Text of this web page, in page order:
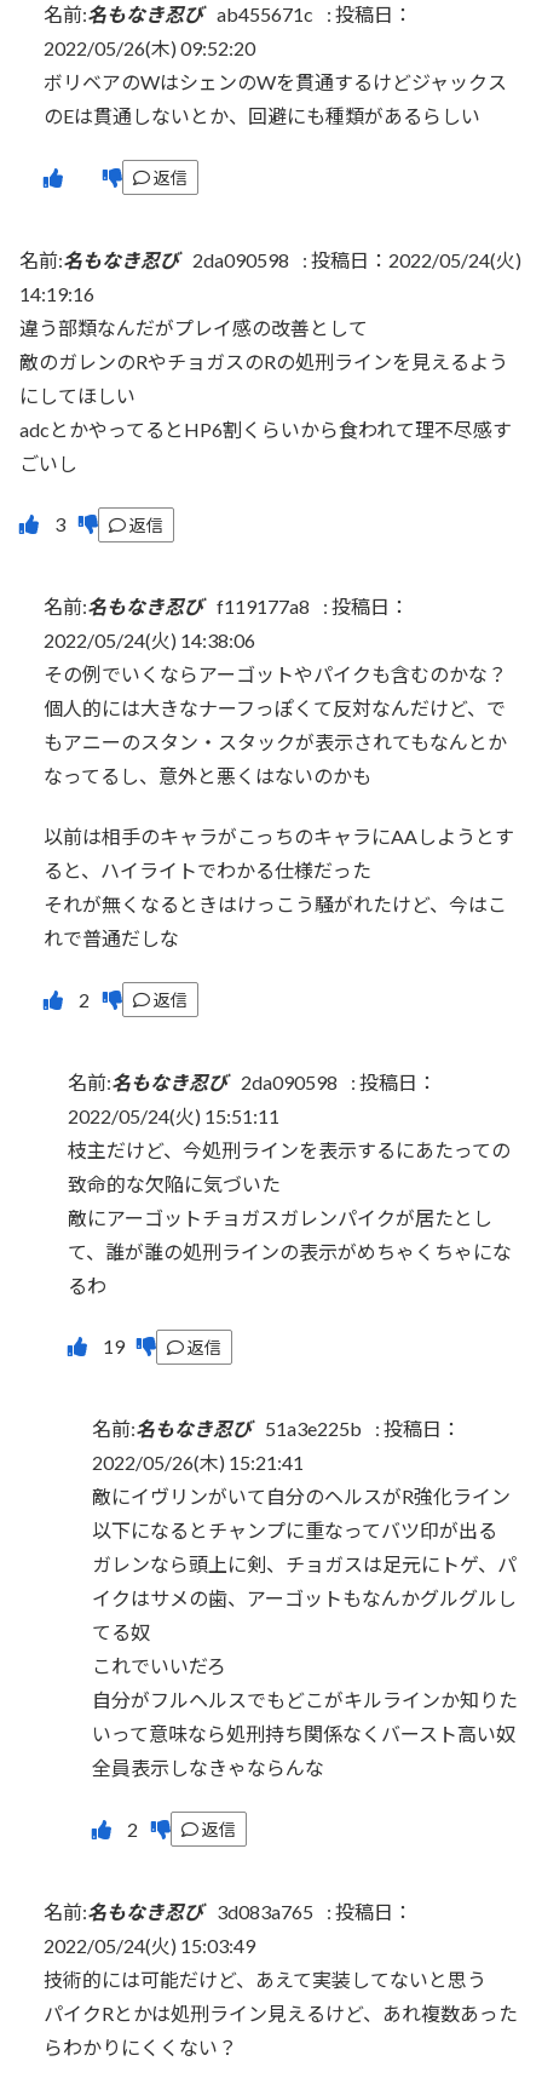
名前:名もなき忍び ab455671c : 投稿日：
2022/05/26(木) 09:52:20
ボリベアのWはシェンのWを貫通するけどジャックス
のEは貫通しないとか、回避にも種類があるらしい
返信
名前:名もなき忍び 2da090598 : 投稿日：2022/05/24(火)
14:19:16
違う部類なんだがプレイ感の改善として
敵のガレンのRやチョガスのRの処刑ラインを見えるよう
にしてほしい
adcとかやってるとHP6割くらいから食われて理不尽感す
ごいし
返信
名前:名もなき忍び f119177a8 : 投稿日：
2022/05/24(火) 14:38:06
その例でいくならアーゴットやパイクも含むのかな？
個人的には大きなナーフっぽくて反対なんだけど、で
もアニーのスタン・スタックが表示されてもなんとか
なってるし、意外と悪くはないのかも
以前は相手のキャラがこっちのキャラにAAしようとす
ると、ハイライトでわかる仕様だった
それが無くなるときはけっこう騒がれたけど、今はこ
れで普通だしな
返信
名前:名もなき忍び 2da090598 : 投稿日：
2022/05/24(火) 15:51:11
枝主だけど、今処刑ラインを表示するにあたっての
致命的な欠陥に気づいた
敵にアーゴットチョガスガレンパイクが居たとし
て、誰が誰の処刑ラインの表示がめちゃくちゃにな
るわ
返信
名前:名もなき忍び 51a3e225b : 投稿日：
2022/05/26(木) 15:21:41
敵にイヴリンがいて自分のヘルスがR強化ライン
以下になるとチャンプに重なってバツ印が出る
ガレンなら頭上に剣、チョガスは足元にトゲ、パ
イクはサメの歯、アーゴットもなんかグルグルし
てる奴
これでいいだろ
自分がフルヘルスでもどこがキルラインか知りた
いって意味なら処刑持ち関係なくバースト高い奴
全員表示しなきゃならんな
返信
名前:名もなき忍び 3d083a765 : 投稿日：
2022/05/24(火) 15:03:49
技術的には可能だけど、あえて実装してないと思う
パイクRとかは処刑ライン見えるけど、あれ複数あった
らわかりにくくない？